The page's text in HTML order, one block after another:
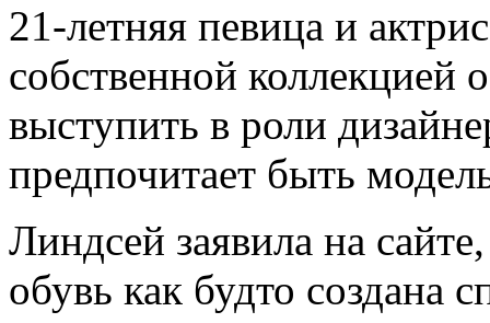
21-летняя певица и
собственной коллекцией
выступить в роли
предпочитает быть
Линдсей заявила на
обувь как будто создана